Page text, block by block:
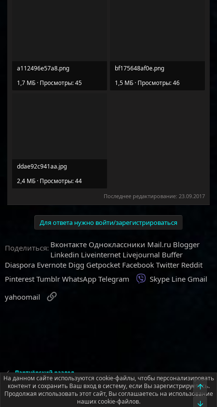
a112496e57a8.png
1,7 МБ · Просмотры: 45
bf175648af0e.png
1,5 МБ · Просмотры: 46
ddae92c941aa.jpg
2,4 МБ · Просмотры: 44
Последнее редактирование: 23.09.2017
Для ответа нужно войти/зарегистрироваться
Поделиться: Вконтакте Одноклассники Mail.ru Blogger
Linkedin Liveinternet Livejournal Buffer
Diaspora Evernote Digg Getpocket Facebook Twitter Reddit
Pinterest Tumblr WhatsApp Telegram Viber
Skype Line Gmail
yahoomail
Партнёрский раздел
Русский (RU)
На данном сайте используются cookie-файлы, чтобы персонализировать
контент и сохранить Ваш вход в систему, если Вы зарегистрируетесь.
Продолжая использовать этот сайт, Вы соглашаетесь на использование
наших cookie-файлов.
Верх
Низ